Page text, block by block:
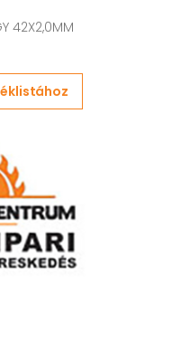
42X2,0MM